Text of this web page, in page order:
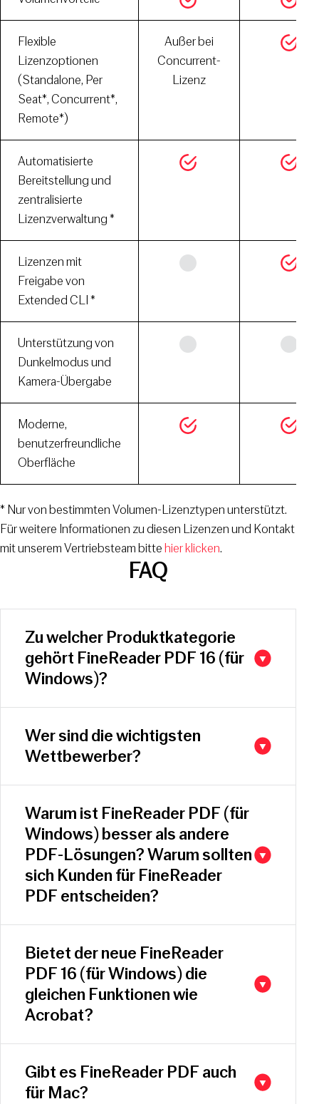
Flexible
Lizenzoptionen
(Standalone, Per
Seat*, Concurrent*,
Remote*)
Außer bei
Concurrent-
Lizenz
Automatisierte
Bereitstellung und
zentralisierte
Lizenzverwaltung *
Lizenzen mit
Freigabe von
Extended CLI *
Unterstützung von
Dunkelmodus und
Kamera-Übergabe
Moderne,
benutzerfreundliche
Oberfläche
* Nur von bestimmten Volumen-Lizenztypen unterstützt.
Für weitere Informationen zu diesen Lizenzen und Kontakt
mit unserem Vertriebsteam bittehier klicken.
FAQ
Zu welcher Produktkategorie
gehört FineReader PDF 16 (für
Windows)?
Wer sind die wichtigsten
Wettbewerber?
Warum ist FineReader PDF (für
Windows) besser als andere
PDF-Lösungen? Warum sollten
sich Kunden für FineReader
PDF entscheiden?
Bietet der neue FineReader
PDF 16 (für Windows) die
gleichen Funktionen wie
Acrobat?
Gibt es FineReader PDF auch
für Mac?